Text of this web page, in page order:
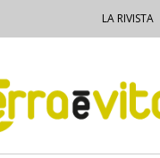
LA RIVISTA